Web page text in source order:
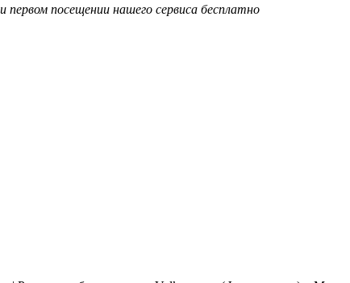
посещении нашего сервиса бесплатно